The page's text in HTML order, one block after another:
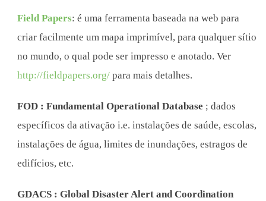
Field Papers: é uma ferramenta baseada na web para
criar facilmente um mapa imprimível, para qualquer sítio
no mundo, o qual pode ser impresso e anotado. Ver
http://fieldpapers.org/ para mais detalhes.
FOD : Fundamental Operational Database ; dados
específicos da ativação i.e. instalações de saúde, escolas,
instalações de água, limites de inundações, estragos de
edifícios, etc.
GDACS : Global Disaster Alert and Coordination